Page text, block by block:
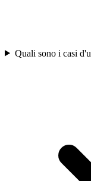
Quali sono i casi